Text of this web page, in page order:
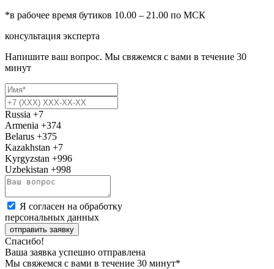
*в рабочее время бутиков 10.00 – 21.00 по МСК
консультация эксперта
Напишите ваш вопрос. Мы свяжемся с вами в течение 30
минут
Russia +7
Armenia +374
Belarus +375
Kazakhstan +7
Kyrgyzstan +996
Uzbekistan +998
Я согласен на обработку
персональных данных
отправить заявку
Спасибо!
Ваша заявка успешно отправлена
Мы свяжемся с вами в течение 30 минут*